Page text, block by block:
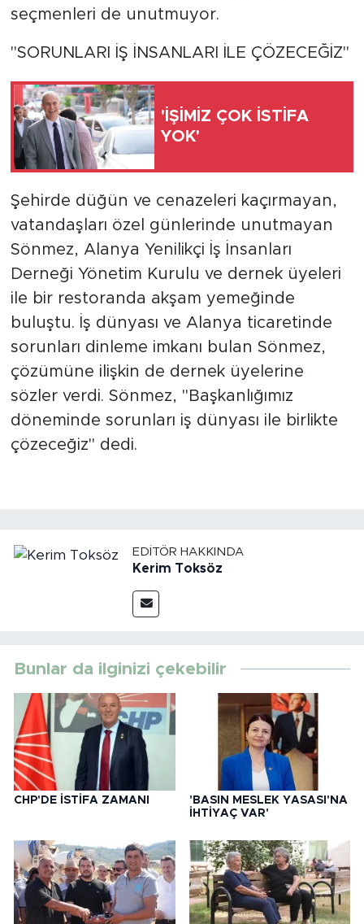
seçmenleri de unutmuyor.
"SORUNLARI İŞ İNSANLARI İLE ÇÖZECEĞİZ"
'İŞİMİZ ÇOK İSTİFA
YOK'
Şehirde düğün ve cenazeleri kaçırmayan,
vatandaşları özel günlerinde unutmayan
Sönmez, Alanya Yenilikçi İş İnsanları
Derneği Yönetim Kurulu ve dernek üyeleri
ile bir restoranda akşam yemeğinde
buluştu. İş dünyası ve Alanya ticaretinde
sorunları dinleme imkanı bulan Sönmez,
çözümüne ilişkin de dernek üyelerine
sözler verdi. Sönmez, "Başkanlığımız
döneminde sorunları iş dünyası ile birlikte
çözeceğiz" dedi.
EDITÖR HAKKINDA
Kerim Toksöz
Bunlar da ilginizi çekebilir
CHP'DE İSTİFA ZAMANI
'BASIN MESLEK YASASI'NA
İHTİYAÇ VAR'